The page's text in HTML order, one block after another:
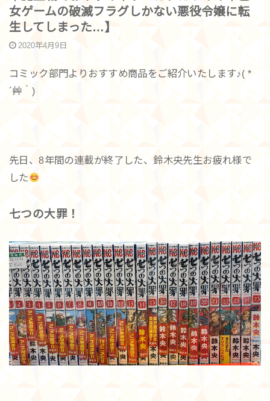
女ゲームの破滅フラグしかない悪役令嬢に転
生してしまった…】
2020年4月9日
コミック部門よりおすすめ商品をご紹介いたします♪( *
´艸｀)
先日、8年間の連載が終了した、鈴木央先生お疲れ様で
した
七つの大罪！